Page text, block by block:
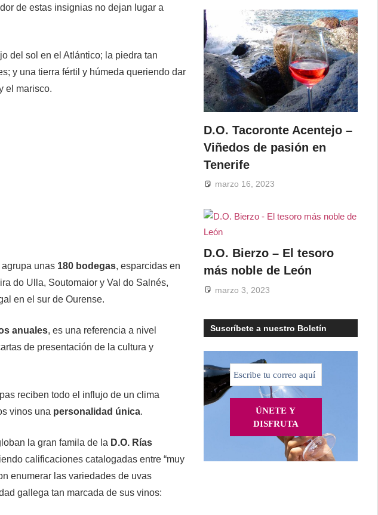
de estas insignias no dejan lugar a
del sol en el Atlántico; la piedra tan
y una tierra fértil y húmeda queriendo dar
el marisco.
agrupa unas 180 bodegas, esparcidas en
do Ulla, Soutomaior y Val do Salnés,
en el sur de Ourense.
anuales, es una referencia a nivel
de presentación de la cultura y
reciben todo el influjo de un clima
vinos una personalidad única.
la gran famila de la D.O. Rías
calificaciones catalogadas entre “muy
enumerar las variedades de uvas
gallega tan marcada de sus vinos:
D.O. Tacoronte Acentejo –
Viñedos de pasión en
Tenerife
marzo 16, 2023
D.O. Bierzo – El tesoro
más noble de León
marzo 3, 2023
Suscríbete a nuestro Boletín